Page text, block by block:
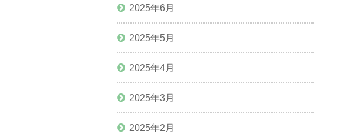
2025年6月
2025年5月
2025年4月
2025年3月
2025年2月